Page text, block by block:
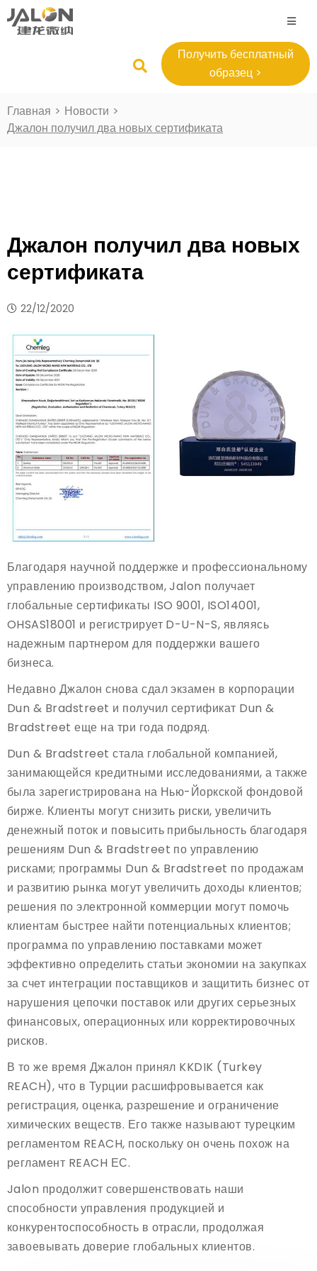
Получить бесплатный
образец >
Главная > Новости >
Джалон получил два новых сертификата
Джалон получил два новых
сертификата
22/12/2020
Благодаря научной поддержке и профессиональному
управлению производством, Jalon получает
глобальные сертификаты ISO 9001, ISO14001,
OHSAS18001 и регистрирует D-U-N-S, являясь
надежным партнером для поддержки вашего
бизнеса.
Недавно Джалон снова сдал экзамен в корпорации
Dun & Bradstreet и получил сертификат Dun &
Bradstreet еще на три года подряд.
Dun & Bradstreet стала глобальной компанией,
занимающейся кредитными исследованиями, а также
была зарегистрирована на Нью-Йоркской фондовой
бирже. Клиенты могут снизить риски, увеличить
денежный поток и повысить прибыльность благодаря
решениям Dun & Bradstreet по управлению
рисками; программы Dun & Bradstreet по продажам
и развитию рынка могут увеличить доходы клиентов;
решения по электронной коммерции могут помочь
клиентам быстрее найти потенциальных клиентов;
программа по управлению поставками может
эффективно определить статьи экономии на закупках
за счет интеграции поставщиков и защитить бизнес от
нарушения цепочки поставок или других серьезных
финансовых, операционных или корректировочных
рисков.
В то же время Джалон принял KKDIK (Turkey
REACH), что в Турции расшифровывается как
регистрация, оценка, разрешение и ограничение
химических веществ. Его также называют турецким
регламентом REACH, поскольку он очень похож на
регламент REACH ЕС.
Jalon продолжит совершенствовать наши
способности управления продукцией и
конкурентоспособность в отрасли, продолжая
завоевывать доверие глобальных клиентов.